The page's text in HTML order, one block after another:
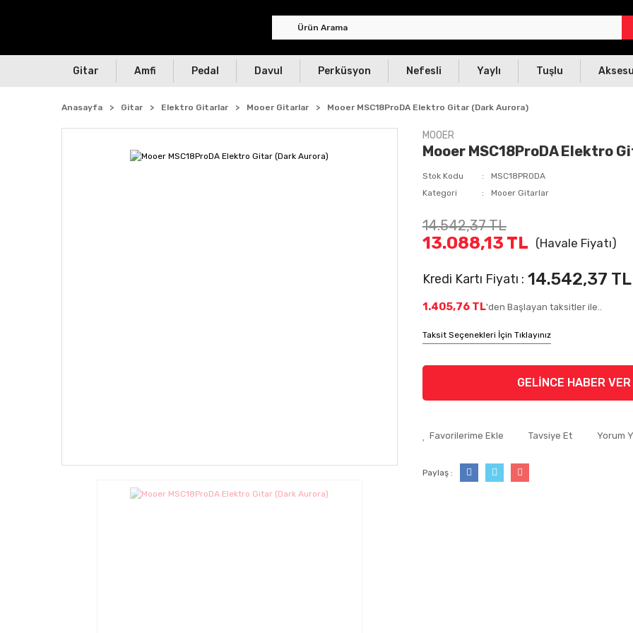
Gitar Amfi Pedal Davul Perküsyon Nefesli Yaylı Tuşlu
Anasayfa Gitar Elektro Gitarlar Mooer Gitarlar Mooer MSC18ProDA Elektro Gitar (Dark Aurora)
MOOER
Mooer MSC18ProDA Elektro
Stok Kodu
MSC18PRODA
Kategori
Mooer Gitarlar
14.542,37 TL
13.088,13 TL (Havale Fiyatı)
Kredi Kartı Fiyatı : 14.542,37 TL
1.405,76 TL'den Başlayan taksitler ile..
Taksit Seçenekleri İçin Tıklayınız
GELİNCE HABER VER
Tavsiye Et Yorum
Paylaş :